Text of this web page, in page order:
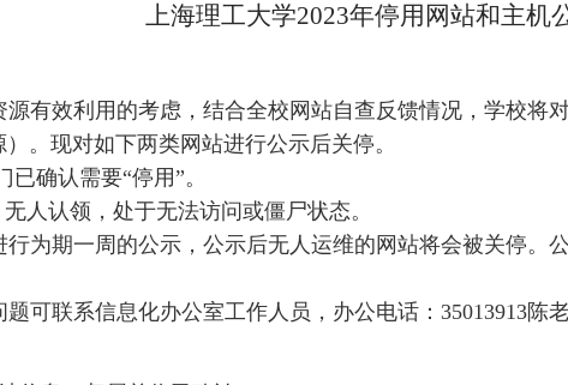
校园卡服务
项目管理服务
上海理工大学2023年停用网站和主机
源有效利用的考虑，结合全校网站自查反馈情况，学校将
。现对如下两类网站进行公示后关停。
确认需要“停用”。
人认领，处于无法访问或僵尸状态。
行为期一周的公示，公示后无人运维的网站将会被关停。
题可联系信息化办公室工作人员，办公电话：35013913陈